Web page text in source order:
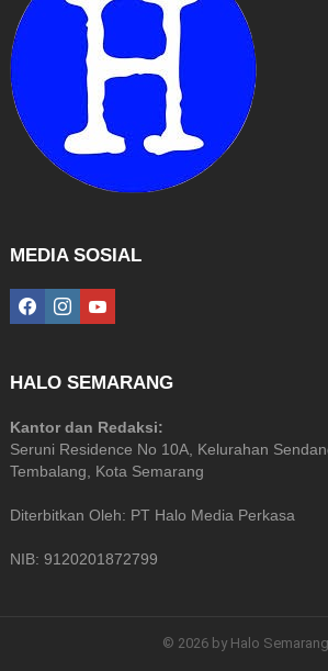
MEDIA SOSIAL
facebookinstagramyoutube
HALO SEMARANG
Kantor dan Redaksi:
Seruni Residence No 10A, Kelurahan
Tembalang, Kota Semarang
Diterbitkan Oleh: PT Halo Media Perkasa
NIB: 9120201872799
© 2026 by Halo Semarang